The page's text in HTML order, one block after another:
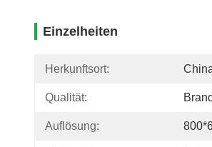
Einzelheiten
Herkunftsort:
Qualität:
Auflösung: